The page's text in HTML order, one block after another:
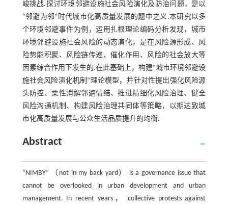
峻挑战.探讨环境邻避设施社会风险演化及防治问题，是以
“邻避为邻”时代城市化高质量发展的题中之义.本研究以多
个环境邻避事件为例，运用扎根理论编码分析发现，城市
环境邻避设施社会风险的动态演化，是在风险源形成、风
险势能积聚、风险链传递、催化作用、风险的社会放大等
因素综合作用下发生的.在此基础上，构建“城市环境邻避设
施社会风险演化机制”理论模型，并针对性提出强化风险源
头防控、柔性消解邻避情结、推进精细化风险治理、健全
风险沟通机制、构建风险治理共同体等策略，以期达致城
市化高质量发展与公众生活品质提升的均衡.
Abstract
“NIMBY” （not in my back yard） is a governance issue that
cannot be overlooked in urban development and urban
management. In recent years， collective protests against